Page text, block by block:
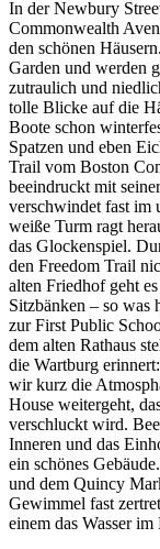
In der Newbury
Commonwealth
den schönen
Garden und werden
zutraulich und
tolle Blicke auf die
Boote schon
Spatzen und eben
Trail vom Boston
beeindruckt mit
verschwindet fast im
weiße Turm ragt
das Glockenspiel.
den Freedom Trail
alten Friedhof geht
Sitzbänken – so was
zur First Public
dem alten Rathaus
die Wartburg
wir kurz die
House weitergeht,
verschluckt wird.
Inneren und das
ein schönes
und dem Quincy
Gewimmel fast
einem das Wasser